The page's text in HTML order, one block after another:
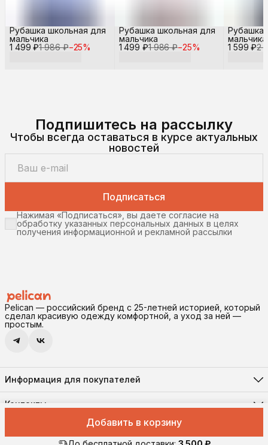
Добавить в корзину
1 499 ₽1 986 ₽−25%
Рубашка школьная для
мальчика
1 499 ₽1 986 ₽−25%
Рубашка школьная для
мальчика
1 599 ₽2
Рубашка
мальчика
Подпишитесь на рассылку
Чтобы всегда оставаться в курсе актуальных
новостей
Подписаться
Нажимая «Подписаться», вы даете согласие на
обработку указанных персональных данных в целях
получения информационной и рекламной рассылки
Pelican — российский бренд с 25-летней историей, который
сделал красивую одежду комфортной, а уход за ней —
простым.
Информация для покупателей
Реквизиты
Доставка и оплата
Контакты
630102, г. Новосибирск, ул. Инская, 56, помещение 11
Телефон
8 (906) 194-41-55
Pelican © 2026 Все права защищены